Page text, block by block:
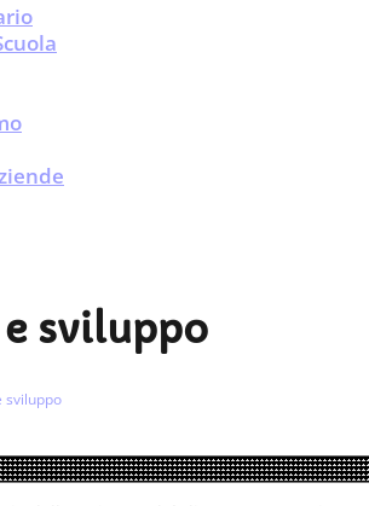
sviluppo
sviluppo